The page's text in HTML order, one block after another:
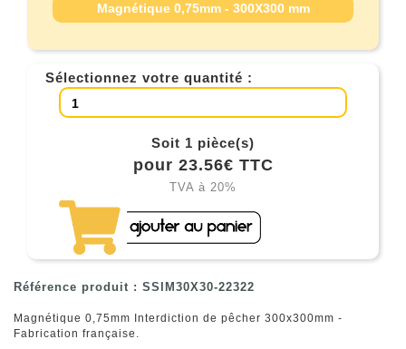
Magnétique 0,75mm - 300X300 mm
Sélectionnez votre quantité :
Soit 1 pièce(s)
pour 23.56€ TTC
TVA à 20%
Référence produit : SSIM30X30-22322
Magnétique 0,75mm Interdiction de pêcher 300x300mm -
Fabrication française.